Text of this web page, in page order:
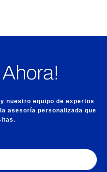
nuestro equipo de expertos
asesoría personalizada que